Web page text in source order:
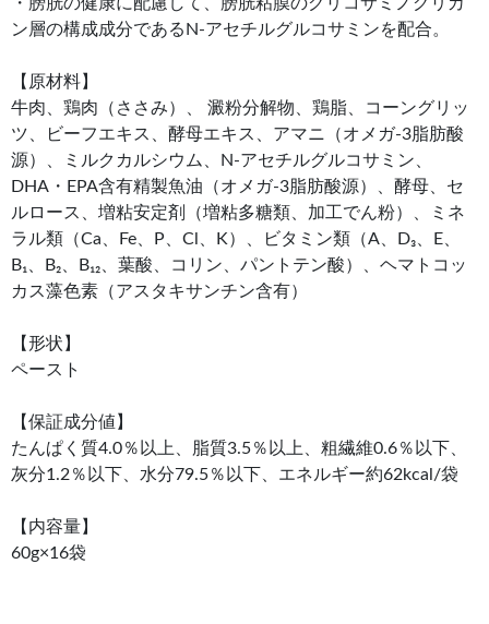
ン層の構成成分であるN-アセチルグルコサミンを配合。
【原材料】
牛肉、鶏肉（ささみ）、 澱粉分解物、鶏脂、コーングリッ
ツ、ビーフエキス、酵母エキス、アマニ（オメガ-3脂肪酸
源）、ミルクカルシウム、N-アセチルグルコサミン、
DHA・EPA含有精製魚油（オメガ-3脂肪酸源）、酵母、セ
ルロース、増粘安定剤（増粘多糖類、加工でん粉）、ミネ
ラル類（Ca、Fe、P、Cl、K）、ビタミン類（A、D₃、E、
B₁、B₂、B₁₂、葉酸、コリン、パントテン酸）、ヘマトコッ
カス藻色素（アスタキサンチン含有）
【形状】
ペースト
【保証成分値】
たんぱく質4.0％以上、脂質3.5％以上、粗繊維0.6％以下、
灰分1.2％以下、水分79.5％以下、エネルギー約62kcal/袋
【内容量】
60g×16袋